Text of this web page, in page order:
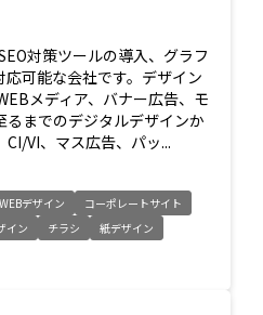
対策ツールの導入、グラフ
可能な会社です。デザイン
メディア、バナー広告、モ
までのデジタルデザインか
VI、マス広告、パッ...
WEBデザイン
コーポレートサイト
イン チラシ
紙デザイン